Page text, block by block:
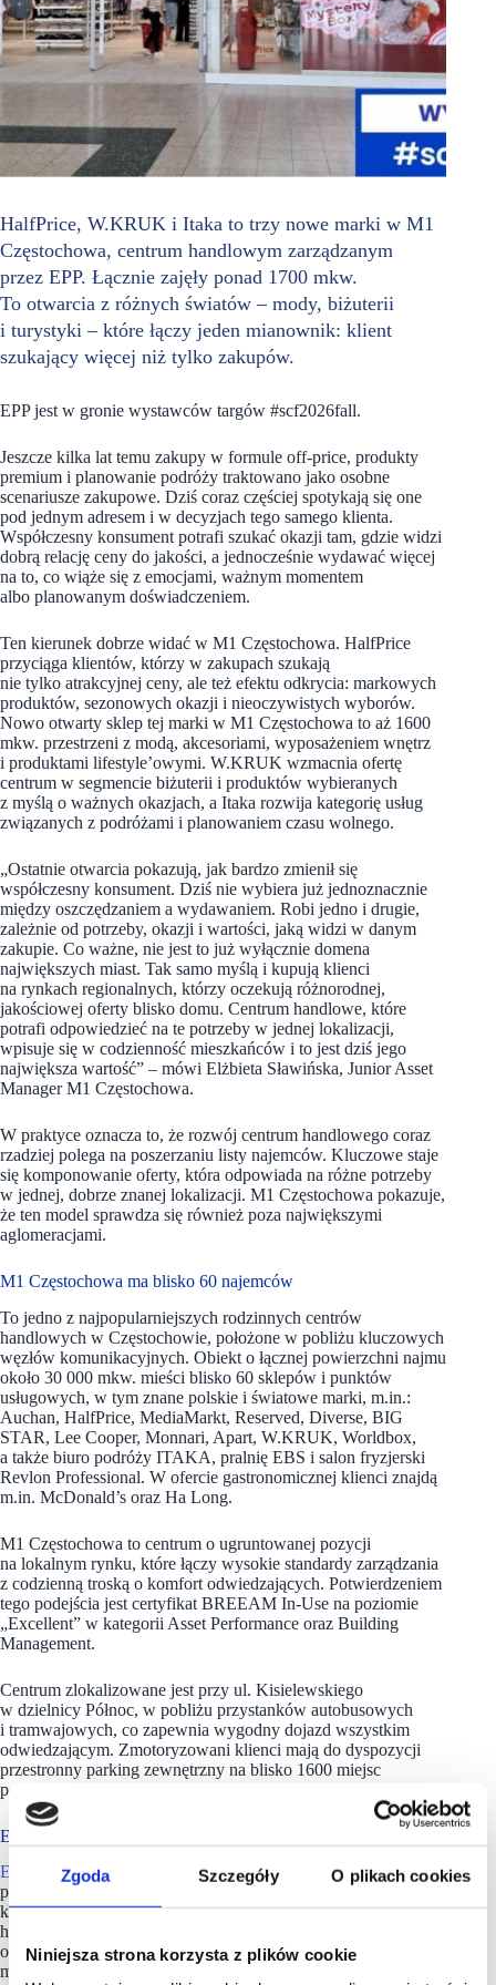
Zgoda Szczegóły O plikach cookies
Niniejsza strona korzysta z plików cookie
HalfPrice, W.KRUK i Itaka to trzy nowe marki w M1
Częstochowa, centrum handlowym zarządzanym
przez EPP. Łącznie zajęły ponad 1700 mkw.
To otwarcia z różnych światów – mody, biżuterii
i turystyki – które łączy jeden mianownik: klient
szukający więcej niż tylko zakupów.
EPP jest w gronie wystawców targów #scf2026fall.
Jeszcze kilka lat temu zakupy w formule off-price, produkty
premium i planowanie podróży traktowano jako osobne
scenariusze zakupowe. Dziś coraz częściej spotykają się one
pod jednym adresem i w decyzjach tego samego klienta.
Współczesny konsument potrafi szukać okazji tam, gdzie widzi
dobrą relację ceny do jakości, a jednocześnie wydawać więcej
na to, co wiąże się z emocjami, ważnym momentem
albo planowanym doświadczeniem.
Ten kierunek dobrze widać w M1 Częstochowa. HalfPrice
przyciąga klientów, którzy w zakupach szukają
nie tylko atrakcyjnej ceny, ale też efektu odkrycia: markowych
produktów, sezonowych okazji i nieoczywistych wyborów.
Nowo otwarty sklep tej marki w M1 Częstochowa to aż 1600
mkw. przestrzeni z modą, akcesoriami, wyposażeniem wnętrz
i produktami lifestyle’owymi. W.KRUK wzmacnia ofertę
centrum w segmencie biżuterii i produktów wybieranych
z myślą o ważnych okazjach, a Itaka rozwija kategorię usług
związanych z podróżami i planowaniem czasu wolnego.
„Ostatnie otwarcia pokazują, jak bardzo zmienił się
współczesny konsument. Dziś nie wybiera już jednoznacznie
między oszczędzaniem a wydawaniem. Robi jedno i drugie,
zależnie od potrzeby, okazji i wartości, jaką widzi w danym
zakupie. Co ważne, nie jest to już wyłącznie domena
największych miast. Tak samo myślą i kupują klienci
na rynkach regionalnych, którzy oczekują różnorodnej,
jakościowej oferty blisko domu. Centrum handlowe, które
potrafi odpowiedzieć na te potrzeby w jednej lokalizacji,
wpisuje się w codzienność mieszkańców i to jest dziś jego
największa wartość” – mówi Elżbieta Sławińska, Junior Asset
Manager M1 Częstochowa.
W praktyce oznacza to, że rozwój centrum handlowego coraz
rzadziej polega na poszerzaniu listy najemców. Kluczowe staje
się komponowanie oferty, która odpowiada na różne potrzeby
w jednej, dobrze znanej lokalizacji. M1 Częstochowa pokazuje,
że ten model sprawdza się również poza największymi
aglomeracjami.
M1 Częstochowa ma blisko 60 najemców
To jedno z najpopularniejszych rodzinnych centrów
handlowych w Częstochowie, położone w pobliżu kluczowych
węzłów komunikacyjnych. Obiekt o łącznej powierzchni najmu
około 30 000 mkw. mieści blisko 60 sklepów i punktów
usługowych, w tym znane polskie i światowe marki, m.in.:
Auchan, HalfPrice, MediaMarkt, Reserved, Diverse, BIG
STAR, Lee Cooper, Monnari, Apart, W.KRUK, Worldbox,
a także biuro podróży ITAKA, pralnię EBS i salon fryzjerski
Revlon Professional. W ofercie gastronomicznej klienci znajdą
m.in. McDonald’s oraz Ha Long.
M1 Częstochowa to centrum o ugruntowanej pozycji
na lokalnym rynku, które łączy wysokie standardy zarządzania
z codzienną troską o komfort odwiedzających. Potwierdzeniem
tego podejścia jest certyfikat BREEAM In-Use na poziomie
„Excellent” w kategorii Asset Performance oraz Building
Management.
Centrum zlokalizowane jest przy ul. Kisielewskiego
w dzielnicy Północ, w pobliżu przystanków autobusowych
i tramwajowych, co zapewnia wygodny dojazd wszystkim
odwiedzającym. Zmotoryzowani klienci mają do dyspozycji
przestronny parking zewnętrzny na blisko 1600 miejsc
postojowych oraz samoobsługową stację paliw.
EPP ma w portfolio 27 obiektów handlowych
EPP
jest największym zarządcą centrów handlowych w Polsce
pod względem powierzchni najmu (GLA). Portfel,
którym zarządzamy, obejmuje 33 projekty (27 obiektów
handlowych i 6 kompleksów biurowych) o łącznej wartości
około 2,9 miliardów euro i powierzchni najmu wynoszącej 1,2
miliona metrów kwadratowych. Nieruchomości